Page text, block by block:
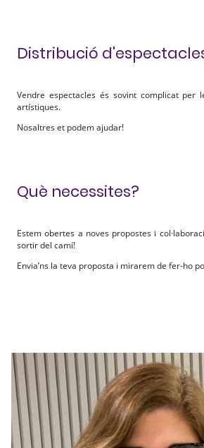
Distribució
Vendre espectacles és sovint complicat per
artístiques.
Nosaltres et podem ajudar!
Què necessites?
Estem obertes a noves propostes i
sortir del camí!
Envia’ns la teva proposta i mirarem de fer-ho